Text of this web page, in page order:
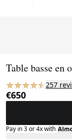
Table basse en
257
€650
Pay in 3 or 4x with